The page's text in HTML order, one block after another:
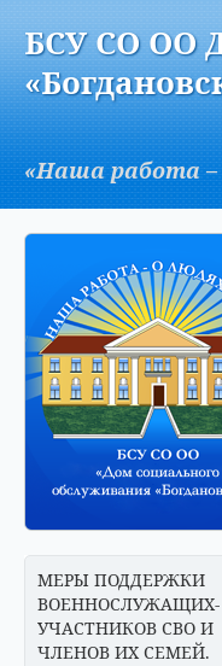
AБСУ СО ОО
«Наша работа
МЕРЫ ПОДДЕРЖКИ
ВОЕННОСЛУЖАЩИХ-
УЧАСТНИКОВ СВО И
ЧЛЕНОВ ИХ СЕМЕЙ.